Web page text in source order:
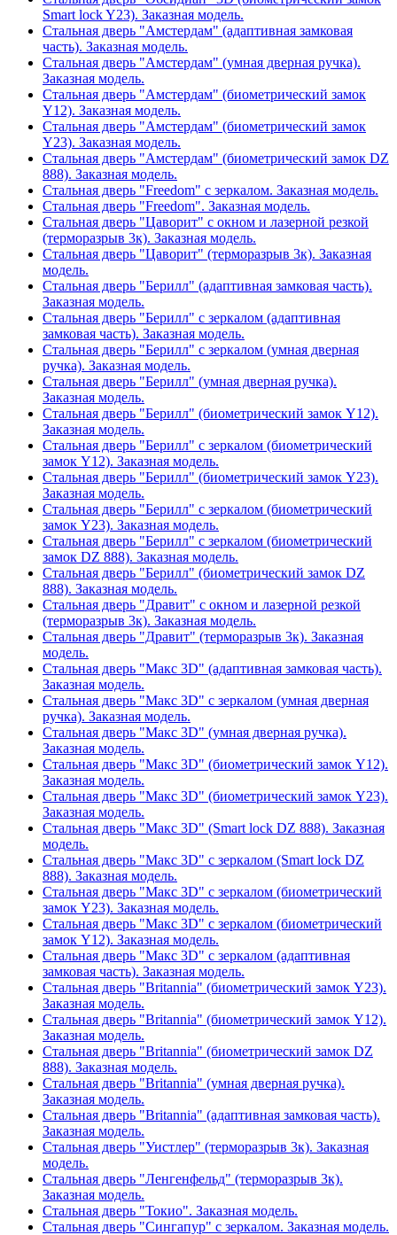
Smart lock Y23). Заказная модель.
Стальная дверь "Амстердам" (адаптивная замковая
часть). Заказная модель.
Стальная дверь "Амстердам" (умная дверная ручка).
Заказная модель.
Стальная дверь "Амстердам" (биометрический замок
Y12). Заказная модель.
Стальная дверь "Амстердам" (биометрический замок
Y23). Заказная модель.
Стальная дверь "Амстердам" (биометрический замок DZ
888). Заказная модель.
Стальная дверь "Freedom" с зеркалом. Заказная модель.
Стальная дверь "Freedom". Заказная модель.
Стальная дверь "Цаворит" с окном и лазерной резкой
(терморазрыв 3к). Заказная модель.
Стальная дверь "Цаворит" (терморазрыв 3к). Заказная
модель.
Стальная дверь "Берилл" (адаптивная замковая часть).
Заказная модель.
Стальная дверь "Берилл" с зеркалом (адаптивная
замковая часть). Заказная модель.
Стальная дверь "Берилл" с зеркалом (умная дверная
ручка). Заказная модель.
Стальная дверь "Берилл" (умная дверная ручка).
Заказная модель.
Стальная дверь "Берилл" (биометрический замок Y12).
Заказная модель.
Стальная дверь "Берилл" с зеркалом (биометрический
замок Y12). Заказная модель.
Стальная дверь "Берилл" (биометрический замок Y23).
Заказная модель.
Стальная дверь "Берилл" с зеркалом (биометрический
замок Y23). Заказная модель.
Стальная дверь "Берилл" с зеркалом (биометрический
замок DZ 888). Заказная модель.
Стальная дверь "Берилл" (биометрический замок DZ
888). Заказная модель.
Стальная дверь "Дравит" с окном и лазерной резкой
(терморазрыв 3к). Заказная модель.
Стальная дверь "Дравит" (терморазрыв 3к). Заказная
модель.
Стальная дверь "Макс 3D" (адаптивная замковая часть).
Заказная модель.
Стальная дверь "Макс 3D" с зеркалом (умная дверная
ручка). Заказная модель.
Стальная дверь "Макс 3D" (умная дверная ручка).
Заказная модель.
Стальная дверь "Макс 3D" (биометрический замок Y12).
Заказная модель.
Стальная дверь "Макс 3D" (биометрический замок Y23).
Заказная модель.
Стальная дверь "Макс 3D" (Smart lock DZ 888). Заказная
модель.
Стальная дверь "Макс 3D" с зеркалом (Smart lock DZ
888). Заказная модель.
Стальная дверь "Макс 3D" с зеркалом (биометрический
замок Y23). Заказная модель.
Стальная дверь "Макс 3D" с зеркалом (биометрический
замок Y12). Заказная модель.
Стальная дверь "Макс 3D" с зеркалом (адаптивная
замковая часть). Заказная модель.
Стальная дверь "Britannia" (биометрический замок Y23).
Заказная модель.
Стальная дверь "Britannia" (биометрический замок Y12).
Заказная модель.
Стальная дверь "Britannia" (биометрический замок DZ
888). Заказная модель.
Стальная дверь "Britannia" (умная дверная ручка).
Заказная модель.
Стальная дверь "Britannia" (адаптивная замковая часть).
Заказная модель.
Стальная дверь "Уистлер" (терморазрыв 3к). Заказная
модель.
Стальная дверь "Ленгенфельд" (терморазрыв 3к).
Заказная модель.
Стальная дверь "Токио". Заказная модель.
Стальная дверь "Сингапур" с зеркалом. Заказная модель.